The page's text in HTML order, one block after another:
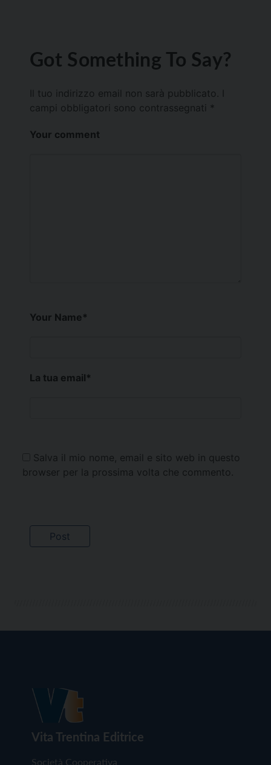
Got Something To Say?
Il tuo indirizzo email non sarà pubblicato.
campi obbligatori sono contrassegnati *
Your comment
Your Name*
La tua email*
Salva il mio nome, email e sito web in questo
browser per la prossima volta che commento.
Vita Trentina Editrice
Società Cooperativa